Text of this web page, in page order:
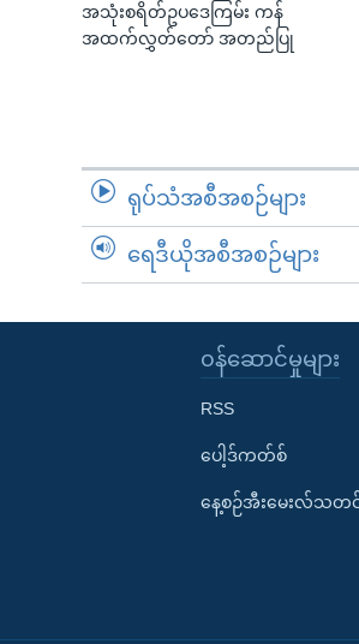
အသုံးစရိတ်ဥပဒေကြမ်း ကန်
အထက်လွှတ်တော် အတည်ပြု
ရုပ်သံအစီအစဉ်များ
ရေဒီယိုအစီအစဉ်များ
၀န်ဆောင်မှုများ
RSS
ပေါ့ဒ်ကတ်စ်
နေ့စဉ်အီးမေးလ်သတ